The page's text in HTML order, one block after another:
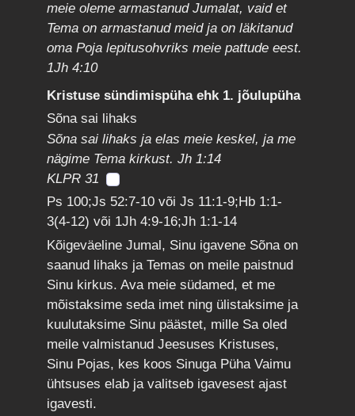
meie oleme armastanud Jumalat, vaid et
Tema on armastanud meid ja on läkitanud
oma Poja lepitusohvriks meie pattude eest.
1Jh 4:10
Kristuse sündimispüha ehk 1. jõulupüha
Sõna sai lihaks
Sõna sai lihaks ja elas meie keskel, ja me
nägime Tema kirkust. Jh 1:14
KLPR 31
Ps 100;Js 52:7-10 või Js 11:1-9;Hb 1:1-
3(4-12) või 1Jh 4:9-16;Jh 1:1-14
Kõigeväeline Jumal, Sinu igavene Sõna on
saanud lihaks ja Temas on meile paistnud
Sinu kirkus. Ava meie südamed, et me
mõistaksime seda imet ning ülistaksime ja
kuulutaksime Sinu päästet, mille Sa oled
meile valmistanud Jeesuses Kristuses,
Sinu Pojas, kes koos Sinuga Püha Vaimu
ühtsuses elab ja valitseb igavesest ajast
igavesti.